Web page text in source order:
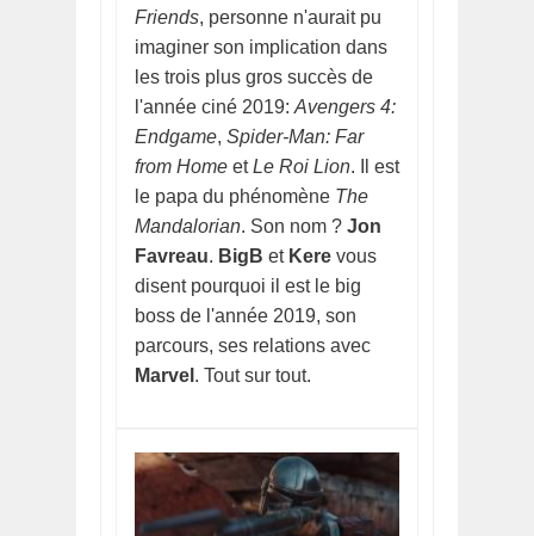
Friends, personne n'aurait pu
imaginer son implication dans
les trois plus gros succès de
l'année ciné 2019: Avengers 4:
Endgame, Spider-Man: Far
from Home etLe Roi Lion. Il est
le papa du phénomène The
Mandalorian. Son nom ? Jon
Favreau. BigB et Kere vous
disent pourquoi il est le big
boss de l'année 2019, son
parcours, ses relations avec
Marvel . Tout sur tout.